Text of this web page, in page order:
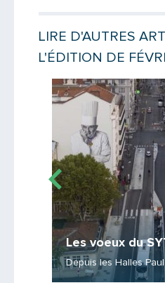
LIRE D'AUTRES
L'ÉDITION DE
Lire la suite
Les voeux du
Depuis les Halles